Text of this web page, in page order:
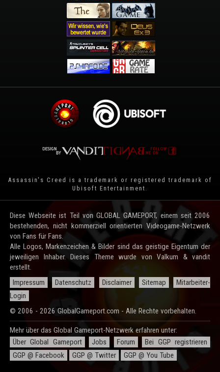
Assassin's Creed is a trademark or registered trademark of
Ubisoft Entertainment .
Diese Webseite ist Teil von GLOBAL GAMEPORT, einem seit 2006
bestehenden, nicht kommerziell orientierten Videogame-Netzwerk
von Fans für Fans.
Alle Logos, Markenzeichen & Bilder sind das geistige Eigentum der
jeweiligen Inhaber. Dieses Theme wurde von Valkum & vandit
erstellt.
Impressum
Datenschutz Disclaimer Sitemap
Mitarbeiter-
Login
© 2006 - 2026 GlobalGameport.com - Alle Rechte vorbehalten.
Mehr über das Global Gameport-Netzwerk erfahren unter:
Über Global Gameport
Jobs Forum
Bei GGP registrieren
GGP @ Facebook
GGP @ Twitter GGP @ You Tube